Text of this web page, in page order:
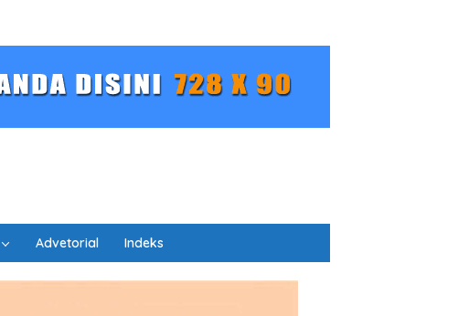
Advetorial Indeks